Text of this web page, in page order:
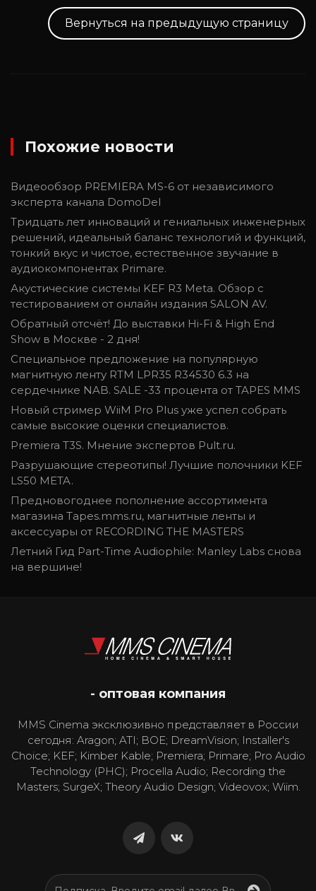
Вернуться на предыдущую страницу
Похожие новости
Видеообзор PREMIERA MS-6 от независимого
эксперта канала DomoDel
Тридцать лет инноваций и гениальных инженерных
решений, идеальный баланс технологий и функций,
тонкий вкус и чистое, естественное звучание в
аудиокомпонентах Primare.
Акустические системы KEF R3 Meta. Обзор с
тестированием от онлайн издания SALON AV.
Обратный отсчёт! До выставки Hi-Fi & High End
Show в Москве - 2 дня!
Специальное предложение на популярную
магнитную ленту RTM LPR35 R34530 6.3 на
сердечнике NAB. SALE -33 процента от TAPES MMS
Новый стример WiiM Pro Plus уже успел собрать
самые высокие оценки специалистов.
Premiera T3S. Мнение экспертов Pult.ru.
Разрушающие стереотипы! Лучшие полочники KEF
LS50 META.
Предновогоднее пополнение ассортимента
магазина Tapes.mms.ru, магнитные ленты и
аксессуары от RECORDING THE MASTERS
Летний Гид Part-Time Audiophile: Manley Labs снова
на вершине!
- оптовая компания
MMS Cinema эксклюзивно представляет в России
сегодня: Aragon; ATI; BOE; DreamVision; Installer's
Choice; KEF; Kimber Kable; Premiera; Primare; Pro Audio
Technology (PHC); Procella Audio; Recording the
Masters; SurgeX; Theory Audio Design; Videovox; Wiim.